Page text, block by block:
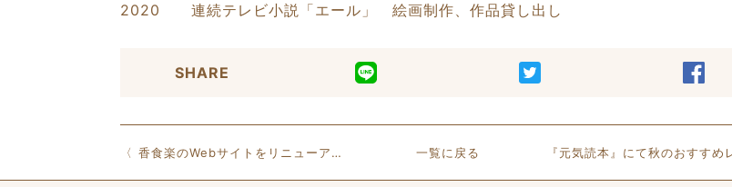
2020 連続テレビ小説「エール」 絵画制作、作品貸し出し
SHARE
香食楽のWebサイトをリニューアルしました。 一覧に戻る